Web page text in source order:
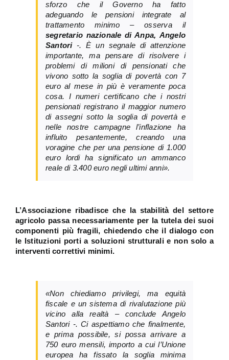
sforzo che il Governo ha fatto
adeguando le pensioni integrate al
trattamento minimo – osserva il
segretario nazionale di Anpa, Angelo
Santori-. È un segnale di attenzione
importante, ma pensare di risolvere i
problemi di milioni di pensionati che
vivono sotto la soglia di povertà con 7
euro al mese in più è veramente poca
cosa. I numeri certificano che i nostri
pensionati registrano il maggior numero
di assegni sotto la soglia di povertà e
nelle nostre campagne l’inflazione ha
influito pesantemente, creando una
voragine che per una pensione di 1.000
euro lordi ha significato un ammanco
reale di 3.400 euro negli ultimi anni».
L’Associazione ribadisce che la stabilità del settore
agricolo passa necessariamente per la tutela dei suoi
componenti più fragili, chiedendo che il dialogo con
le Istituzioni porti a soluzioni strutturali e non solo a
interventi correttivi minimi.
«Non chiediamo privilegi, ma equità
fiscale e un sistema di rivalutazione più
vicino alla realtà – conclude Angelo
Santori -. Ci aspettiamo che finalmente,
e prima possibile, si possa arrivare a
750 euro mensili, importo a cui l’Unione
europea ha fissato la soglia minima